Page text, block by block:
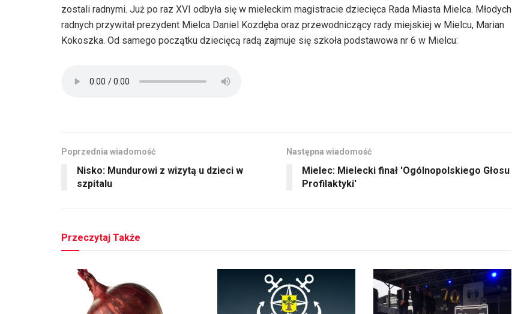
zostali radnymi. Już po raz XVI odbyła się w mieleckim magistracie dziecięca Rada Miasta Mielca. Młodych
radnych przywitał prezydent Mielca Daniel Kozdęba oraz przewodniczący rady miejskiej w Mielcu, Marian
Kokoszka. Od samego początku dziecięcą radą zajmuje się szkoła podstawowa nr 6 w Mielcu:
Poprzednia wiadomość
Nisko: Mundurowi z wizytą u dzieci w
szpitalu
Następna wiadomość
Mielec: Mielecki finał 'Ogólnopolskiego Głosu
Profilaktyki'
Przeczytaj Także